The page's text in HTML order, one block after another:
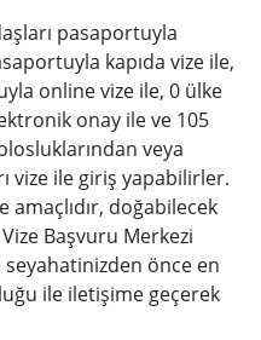
pasaportuyla
kapıda vize ile,
online vize ile, 0 ülke
onay ile ve 105
veya
vize ile giriş yapabilirler.
doğabilecek
Başvuru Merkezi
önce en
ile iletişime geçerek